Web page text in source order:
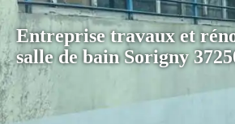
Entreprise travaux et
salle de bain Sorigny